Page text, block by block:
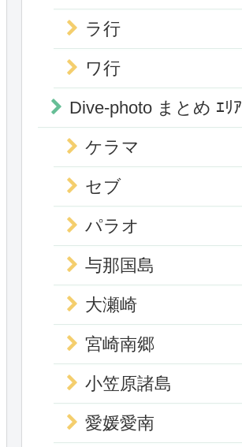
ラ行
ワ行
Dive-photo まとめ ｴﾘｱ
ケラマ
セブ
パラオ
与那国島
大瀬崎
宮崎南郷
小笠原諸島
愛媛愛南